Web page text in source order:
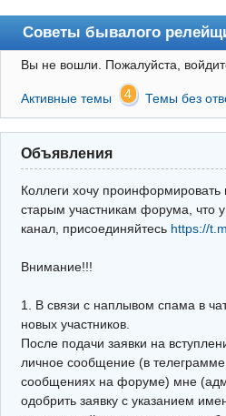
Советы бывалого
Форум
Правила
Поиск
Регистрация
Архив
Почта
Поиск релейщика
Видео РЗиА
Фотохостинг
Телеграм
Вы не вошли. Пожалуйста,
Активные темы 4 Темы без
Объявления
Коллеги хочу
старым участникам форума, что
канал, присоединяйтесь https://
Внимание!!!
1. В связи с наплывом спама в
новых участников.
После подачи заявки на
личное сообщение (в
сообщениях на форуме) мне
одобрить заявку с указанием